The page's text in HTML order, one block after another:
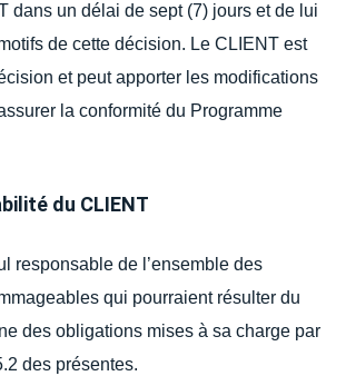
dans un délai de sept (7) jours et de lui
de cette décision. Le CLIENT est
et peut apporter les modifications
la conformité du Programme
du CLIENT
responsable de l’ensemble des
qui pourraient résulter du
des obligations mises à sa charge par
des présentes.